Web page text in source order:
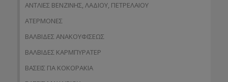
ΑΝΤΛΙΕΣ ΒΕΝΖΙΝΗΣ, ΛΑΔΙΟΥ, ΠΕΤΡΕΛΑΙΟΥ
ΑΤΕΡΜΟΝΕΣ
ΒΑΛΒΙΔΕΣ ΑΝΑΚΟΥΦΙΣΕΩΣ
ΒΑΛΒΙΔΕΣ ΚΑΡΜΠΥΡΑΤΕΡ
ΒΑΣΕΙΣ ΓΙΑ ΚΟΚΟΡΑΚΙΑ